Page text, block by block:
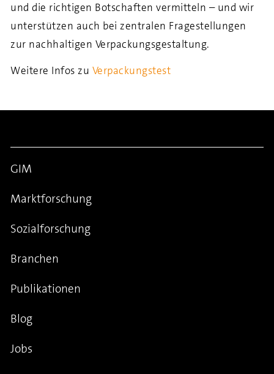
und die richtigen Botschaften vermitteln – und wir
unterstützen auch bei zentralen Fragestellungen
zur nachhaltigen Verpackungsgestaltung.
Weitere Infos zu Verpackungstest
GIM
Marktforschung
Sozialforschung
Branchen
Publikationen
Blog
Jobs